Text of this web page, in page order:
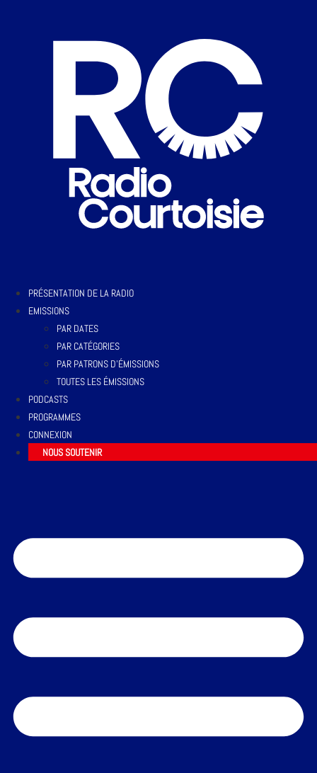
PRÉSENTATION DE LA RADIO
EMISSIONS
PAR DATES
PAR CATÉGORIES
PAR PATRONS D’ÉMISSIONS
TOUTES LES ÉMISSIONS
PODCASTS
PROGRAMMES
CONNEXION
NOUS SOUTENIR